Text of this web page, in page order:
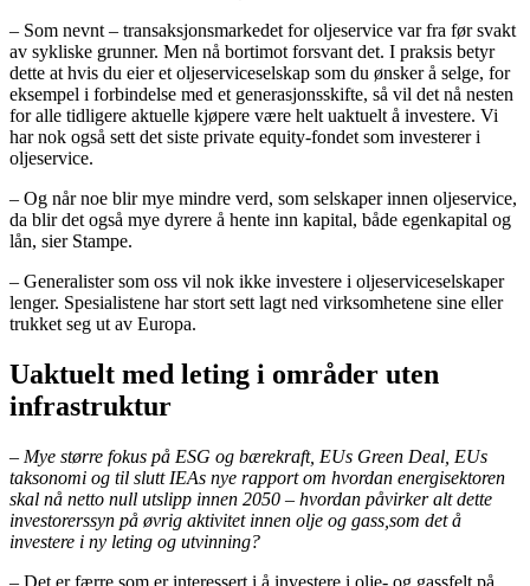
– Som nevnt – transaksjonsmarkedet for oljeservice var fra før svakt
av sykliske grunner. Men nå bortimot forsvant det. I praksis betyr
dette at hvis du eier et oljeserviceselskap som du ønsker å selge, for
eksempel i forbindelse med et generasjonsskifte, så vil det nå nesten
for alle tidligere aktuelle kjøpere være helt uaktuelt å investere. Vi
har nok også sett det siste private equity-fondet som investerer i
oljeservice.
– Og når noe blir mye mindre verd, som selskaper innen oljeservice,
da blir det også mye dyrere å hente inn kapital, både egenkapital og
lån, sier Stampe.
– Generalister som oss vil nok ikke investere i oljeserviceselskaper
lenger. Spesialistene har stort sett lagt ned virksomhetene sine eller
trukket seg ut av Europa.
Uaktuelt med leting i områder uten
infrastruktur
– Mye større fokus på ESG og bærekraft, EUs Green Deal, EUs
taksonomi og til slutt IEAs nye rapport om hvordan energisektoren
skal nå netto null utslipp innen 2050 – hvordan påvirker alt dette
investorerssyn på øvrig aktivitet innen olje og gass som det å
investere i ny leting og utvinning?